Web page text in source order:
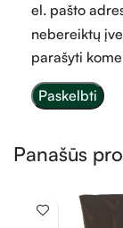
el. pašto
nebereiktų
parašyti
Panašūs